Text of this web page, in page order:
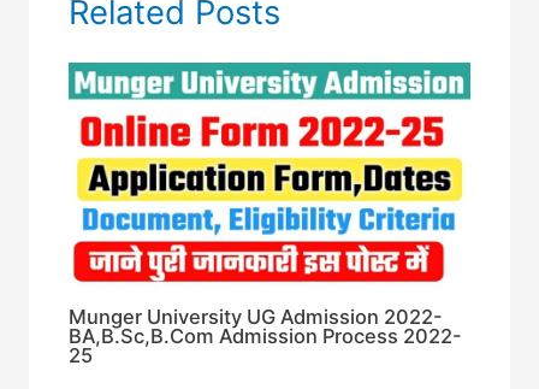
Related Posts
Munger University UG Admission 2022-
BA,B.Sc,B.Com Admission Process 2022-
25